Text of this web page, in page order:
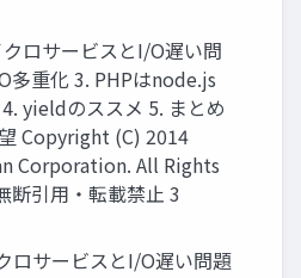
ロサービスとI/O遅い問
多重化 3. PHPはnode.js
yieldのススメ 5. まとめ
Copyright (C) 2014
Corporation. All Rights
断引用・転載禁止 3
ロサービスとI/O遅い問題